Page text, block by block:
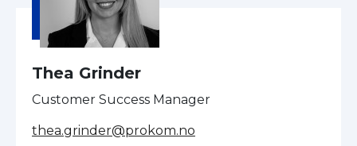
Thea Grinder
Customer Success Manager
thea.grinder@prokom.no